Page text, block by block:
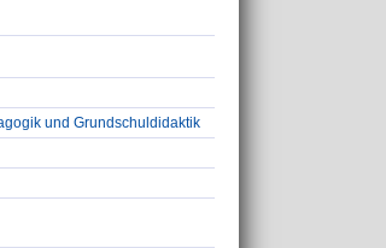
und Grundschuldidaktik